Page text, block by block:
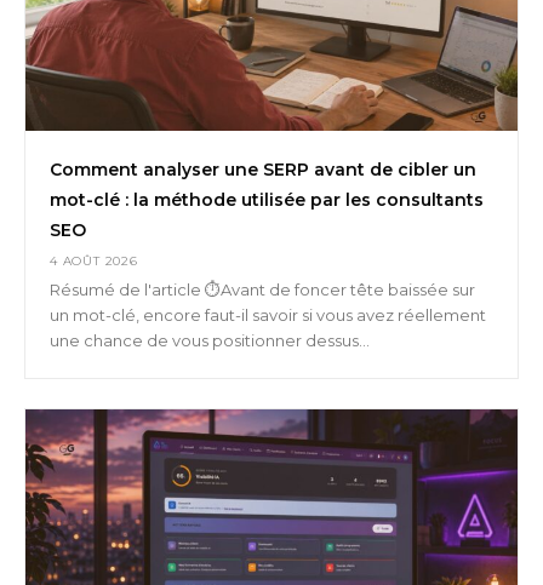
Comment analyser une SERP avant de cibler un
mot-clé : la méthode utilisée par les consultants
SEO
4 AOÛT 2026
Résumé de l'article ⏱️Avant de foncer tête baissée sur
un mot-clé, encore faut-il savoir si vous avez réellement
une chance de vous positionner dessus...